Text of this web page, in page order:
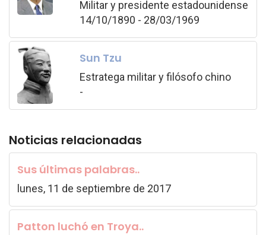
Militar y presidente estadounidense
14/10/1890 - 28/03/1969
Sun Tzu
Estratega militar y filósofo chino
-
Noticias relacionadas
Sus últimas palabras..
lunes, 11 de septiembre de 2017
Patton luchó en Troya..